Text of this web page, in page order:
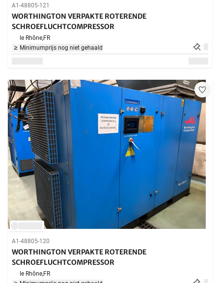
A1-48805-121
WORTHINGTON VERPAKTE ROTERENDE
SCHROEFLUCHTCOMPRESSOR
le Rhône,FR
Minimumprijs nog niet gehaald
A1-48805-120
WORTHINGTON VERPAKTE ROTERENDE
SCHROEFLUCHTCOMPRESSOR
le Rhône,FR